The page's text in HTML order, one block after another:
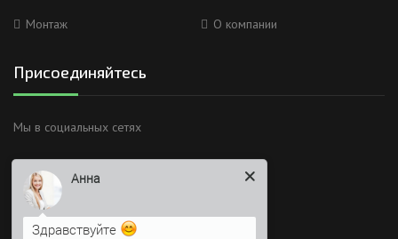
Монтаж О компании
Присоединяйтесь
Мы в социальных сетях
Время работы
Анна
Здравствуйте
Я Вас вижу)